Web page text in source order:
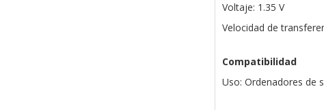
Voltaje: 1.35 V
Velocidad de
Compatibilidad
Uso: Ordenadores de